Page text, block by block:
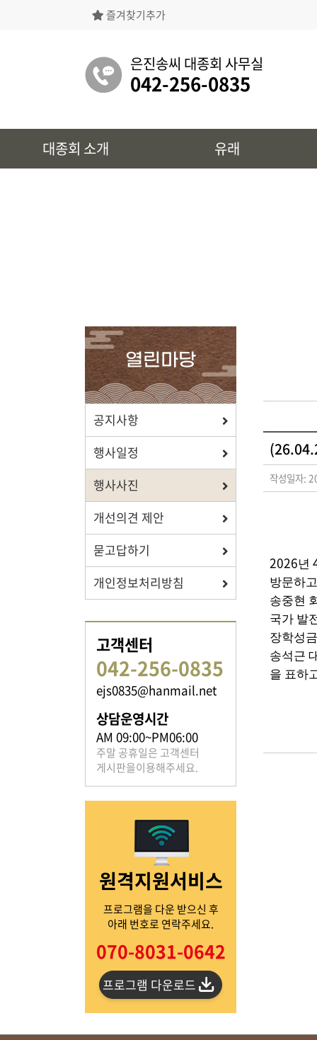
즐겨찾기추가
은진송씨 대종회 사무실
042-256-0835
대종회 소개 유래
유래
시조 및 보관유리, 선대묘역을
포상/장학
효행 정신과 숭조돈종의 사상이
투철한 장학생을 지원합니다.
자료실
보학, 전통상식, 도서관에서
족보 자료실
은진송씨의 족보를 확인하실 수 있습니다.
은진송씨의 전달 사항을
열린마당
공지사항
행사일정
행사사진
개선의견 제안
묻고답하기
개인정보처리방침
고객센터
042-256-0835
ejs0835@hanmail.net
상담운영시간
AM 09:00~PM06:00
주말 공휴일은 고객센터
게시판을이용해주세요.
원격지원서비스
프로그램을 다운 받으신 후
아래 번호로 연락주세요.
070-8031-0642
프로그램 다운로드
작성일자:
2026년
방문하
송중현
국가 발
장학성
송석근
을 표하